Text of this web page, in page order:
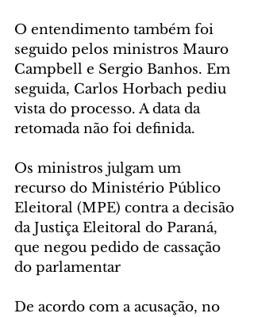
O entendimento também foi
seguido pelos ministros Mauro
Campbell e Sergio Banhos. Em
seguida, Carlos Horbach pediu
vista do processo. A data da
retomada não foi definida.
Os ministros julgam um
recurso do Ministério Público
Eleitoral (MPE) contra a decisão
da Justiça Eleitoral do Paraná,
que negou pedido de cassação
do parlamentar
De acordo com a acusação, no